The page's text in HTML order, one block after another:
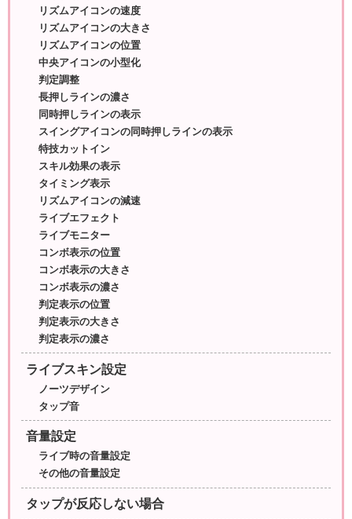
リズムアイコンの速度
リズムアイコンの大きさ
リズムアイコンの位置
中央アイコンの小型化
判定調整
長押しラインの濃さ
同時押しラインの表示
スイングアイコンの同時押しラインの表示
特技カットイン
スキル効果の表示
タイミング表示
リズムアイコンの減速
ライブエフェクト
ライブモニター
コンボ表示の位置
コンボ表示の大きさ
コンボ表示の濃さ
判定表示の位置
判定表示の大きさ
判定表示の濃さ
ライブスキン設定
ノーツデザイン
タップ音
音量設定
ライブ時の音量設定
その他の音量設定
タップが反応しない場合